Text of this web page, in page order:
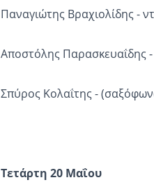
Παναγιώτης Βραχιολίδης -
Αποστόλης Παρασκευαΐδης
Σπύρος Κολαΐτης -
Τετάρτη 20 Μαΐου